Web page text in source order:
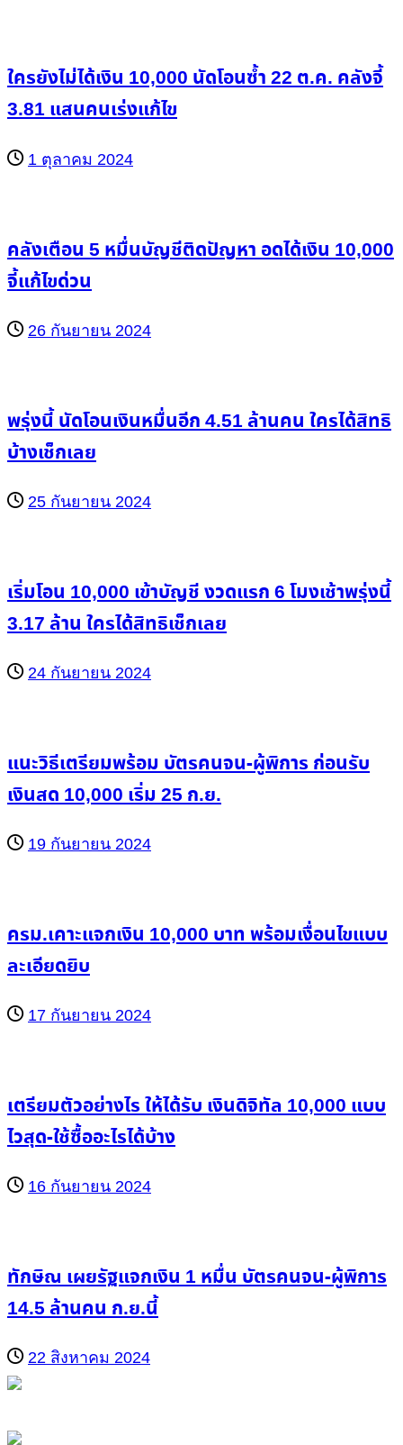
ใครยังไม่ได้เงิน 10,000 นัดโอนซ้ำ 22 ต.ค. คลังจี้
3.81 แสนคนเร่งแก้ไข
1 ตุลาคม 2024
คลังเตือน 5 หมื่นบัญชีติดปัญหา อดได้เงิน 10,000
จี้แก้ไขด่วน
26 กันยายน 2024
พรุ่งนี้ นัดโอนเงินหมื่นอีก 4.51 ล้านคน ใครได้สิทธิ
บ้างเช็กเลย
25 กันยายน 2024
เริ่มโอน 10,000 เข้าบัญชี งวดแรก 6 โมงเช้าพรุ่งนี้
3.17 ล้าน ใครได้สิทธิเช็กเลย
24 กันยายน 2024
แนะวิธีเตรียมพร้อม บัตรคนจน-ผู้พิการ ก่อนรับ
เงินสด 10,000 เริ่ม 25 ก.ย.
19 กันยายน 2024
ครม.เคาะแจกเงิน 10,000 บาท พร้อมเงื่อนไขแบบ
ละเอียดยิบ
17 กันยายน 2024
เตรียมตัวอย่างไร ให้ได้รับ เงินดิจิทัล 10,000 แบบ
ไวสุด-ใช้ซื้ออะไรได้บ้าง
16 กันยายน 2024
ทักษิณ เผยรัฐแจกเงิน 1 หมื่น บัตรคนจน-ผู้พิการ
14.5 ล้านคน ก.ย.นี้
22 สิงหาคม 2024